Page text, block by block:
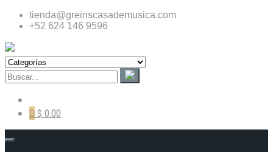
tienda@greinscasademusica.com
+52 624 146 9596
0 $ 0.00